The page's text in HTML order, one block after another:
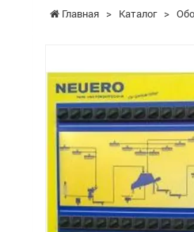
Главная > Каталог >